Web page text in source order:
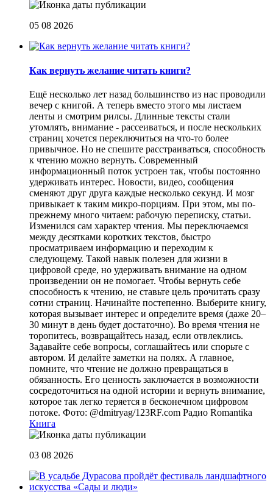
05 08 2026
Как вернуть желание читать книги?
Eщё несколько лет назад большинство из нас проводили
вечер с книгой. А теперь вместо этого мы листаем
ленты и смотрим рилсы. Длинные тексты стали
утомлять, внимание - рассеиваться, и после нескольких
страниц хочется переключиться на что-то более
привычное. Но не спешите расстраиваться, способность
к чтению можно вернуть. Современный
информационный поток устроен так, чтобы постоянно
удерживать интерес. Новости, видео, сообщения
сменяют друг друга каждые несколько секунд. И мозг
привыкает к таким микро-порциям. При этом, мы по-
прежнему много читаем: рабочую переписку, статьи.
Изменился сам характер чтения. Мы переключаемся
между десятками коротких текстов, быстро
просматриваем информацию и переходим к
следующему. Такой навык полезен для жизни в
цифровой среде, но удерживать внимание на одном
произведении он не помогает. Чтобы вернуть себе
способность к чтению, не ставьте цель прочитать сразу
сотни страниц. Начинайте постепенно. Выберите книгу,
которая вызывает интерес и определите время (даже 20–
30 минут в день будет достаточно). Во время чтения не
торопитесь, возвращайтесь назад, если отвлеклись.
Задавайте себе вопросы, соглашайтесь или спорьте с
автором. И делайте заметки на полях. А главное,
помните, что чтение не должно превращаться в
обязанность. Его ценность заключается в возможности
сосредоточиться на одной истории и вернуть внимание,
которое так легко теряется в бесконечном цифровом
потоке. Фото: @dmitryag/123RF.com Радио Romantika
Книга
03 08 2026